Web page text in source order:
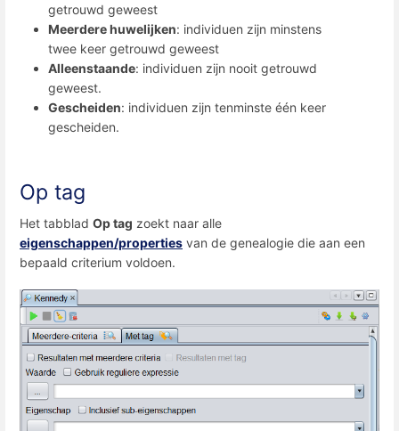
getrouwd geweest
Meerdere huwelijken: individuen zijn minstens
twee keer getrouwd geweest
Alleenstaande: individuen zijn nooit getrouwd
geweest.
Gescheiden: individuen zijn tenminste één keer
gescheiden.
Op tag
Het tabblad Op tag zoekt naar alle
eigenschappen/properties van de genealogie die aan een
bepaald criterium voldoen.